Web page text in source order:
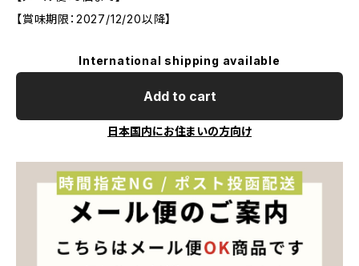
【賞味期限：2027/12/20以降】
International shipping available
Add to cart
日本国内にお住まいの方向け